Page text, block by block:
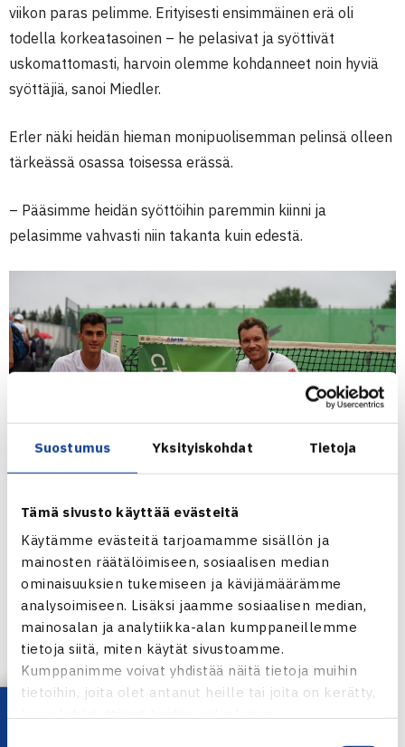
Suostumus Yksityiskohdat Tietoja
Tämä sivusto käyttää evästeitä
Käytämme evästeitä tarjoamamme sisällön ja
mainosten räätälöimiseen, sosiaalisen median
ominaisuuksien tukemiseen ja kävijämäärämme
analysoimiseen. Lisäksi jaamme sosiaalisen median,
mainosalan ja analytiikka-alan kumppaneillemme
tietoja siitä, miten käytät sivustoamme.
Kumppanimme voivat yhdistää näitä tietoja muihin
tietoihin, joita olet antanut heille tai joita on kerätty,
viikon paras pelimme. Erityisesti ensimmäinen erä oli
todella korkeatasoinen – he pelasivat ja syöttivät
uskomattomasti, harvoin olemme kohdanneet noin hyviä
syöttäjiä, sanoi Miedler.
Erler näki heidän hieman monipuolisemman pelinsä olleen
tärkeässä osassa toisessa erässä.
– Pääsimme heidän syöttöihin paremmin kiinni ja
pelasimme vahvasti niin takanta kuin edestä.
Niklas-Salminen oli luonnollisesti pettynyt finaalitappiosta,
mutta löysi paljon positiivista viikosta.
– Finaali oli ihan hyvää peliä meiltä, erityisesti
ensimmäinen erä. Toinen erä lähti vähän väärään
suuntaan, siihen vaikutti heidän noussut pelitasonsa ja
toisaalta me vähän notkahdimme alkuun. He ovat